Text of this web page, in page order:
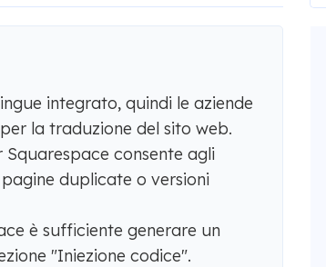
integrato, quindi le aziende
la traduzione del sito web.
consente agli
duplicate o versioni
è sufficiente generare un
"Iniezione codice".